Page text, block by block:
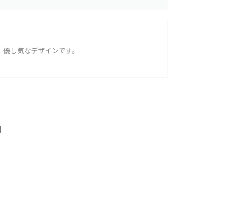
し気なデザインです。